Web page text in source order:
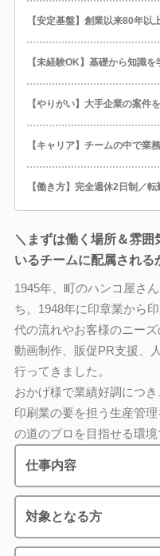
【安定基盤】創業以来80年
【未経験OK】基礎から知識
【やりがい】大手企業の案件
【キャリア】チームの中で業
【働き方】完全週休2日制／
＼まずは働く場所＆雰
いるチームに配属される
1945年、町のハンコ屋さ
ち。1948年に印章業から
代の流れやお客様のニー
動画制作、販促PR支援、
行ってきました。
おかげ様で業績好調につ
印刷業の要を担う生産管
の道のプロを目指せる環境
仕事内容
対象となる方